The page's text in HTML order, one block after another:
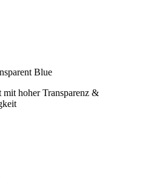
Blue
hoher Transparenz &